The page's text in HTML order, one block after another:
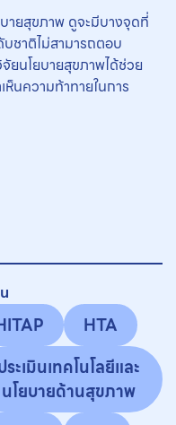
ายสุขภาพ ดูจะมีบางจุดที่
บชาติไม่สามารถตอบ
ยนโยบายสุขภาพได้ช่วย
ห็นความท้าทายในการ
HTA
ระเมินเทคโนโลยีและ
นโยบายด้านสุขภาพ